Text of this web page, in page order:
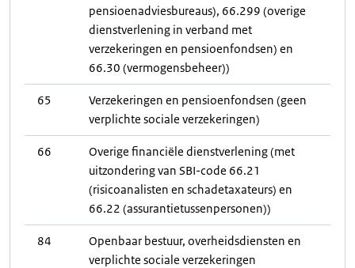
pensioenadviesbureaus), 66.299 (overige
dienstverlening in verband met
verzekeringen en pensioenfondsen) en
66.30 (vermogensbeheer))
65
Verzekeringen en pensioenfondsen (geen
verplichte sociale verzekeringen)
66
Overige financiële dienstverlening (met
uitzondering van SBI-code 66.21
(risicoanalisten en schadetaxateurs) en
66.22 (assurantietussenpersonen))
84
Openbaar bestuur, overheidsdiensten en
verplichte sociale verzekeringen